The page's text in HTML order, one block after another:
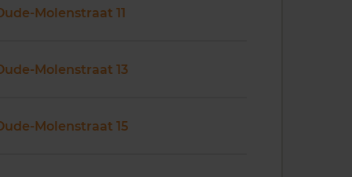
Molenstraat 11
Molenstraat 13
Molenstraat 15